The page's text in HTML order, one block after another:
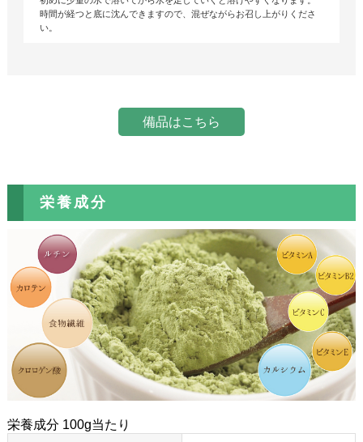
時間が経つと底に沈んできますので、混ぜながらお召し上がりくださ
い。
備品はこちら
栄養成分
栄養成分 100g当たり